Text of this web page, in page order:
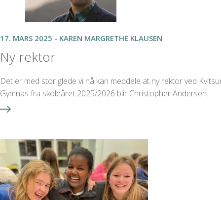
17. MARS 2025 - KAREN MARGRETHE KLAUSEN
Ny rektor
Det er med stor glede vi nå kan meddele at ny rektor ved
Gymnas fra skoleåret 2025/2026 blir Christopher Andersen.